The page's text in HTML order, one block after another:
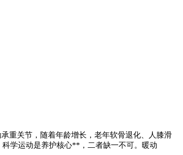
重关节，随着年龄增长，老年软骨退化、人膝滑
学运动是养护核心**，二者缺一不可。暖动